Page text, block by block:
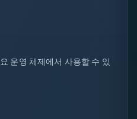
운영 체제에서 사용할 수 있